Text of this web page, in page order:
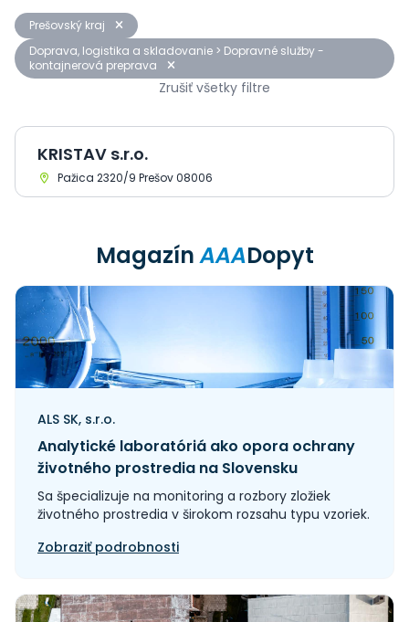
Prešovský kraj
Doprava, logistika a skladovanie > Dopravné služby -
kontajnerová preprava
Zrušiť všetky filtre
KRISTAV s.r.o.
Pažica 2320/9 Prešov 08006
MagazínAAADopyt
ALS SK, s.r.o.
Analytické laboratóriá ako opora ochrany
životného prostredia na Slovensku
Sa špecializuje na monitoring a rozbory zložiek
životného prostredia v širokom rozsahu typu vzoriek.
Zobraziť podrobnosti